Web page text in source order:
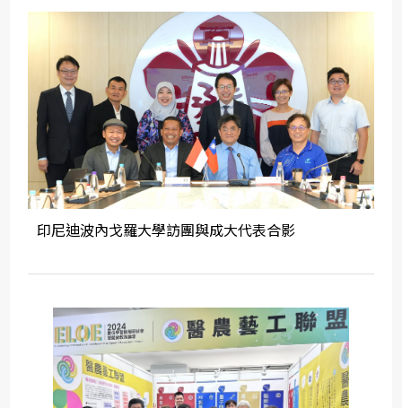
印尼迪波內戈羅大學訪團與成大代表合影